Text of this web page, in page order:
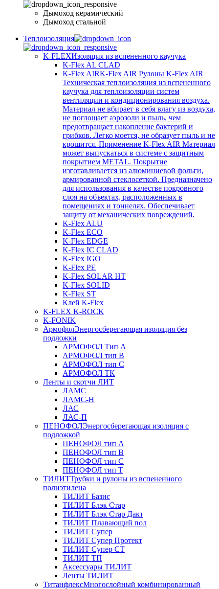
Дымоход керамический
Дымоход стальной
Теплоизоляция
K-FLEXИзоляция из вспененного каучука
K-Flex AL CLAD
K-Flex AIRK-Flex AIR Рулоны K-Flex AIR
Техническая теплоизоляция из вспененного
каучука для теплоизоляции систем
вентиляции и кондиционирования воздуха.
Материал не вбирает в себя влагу из воздуха,
не поглощает аэрозоли и пыль, чем
предотвращает накопление бактерий и
грибков. Легко моется, не образует пыль и не
крошится. Применение K-Flex AIR Материал
может выпускаться в системе c защитным
покрытием METAL. Покрытие
изготавливается из алюминиевой фольги,
армированной стеклосеткой. Предназначено
для использования в качестве покровного
слоя на объектах, расположенных в
помещениях и тоннелях. Обеспечивает
защиту от механических повреждений.
K-Flex ALU
K-Flex ECO
K-Flex EDGE
K-Flex IC CLAD
K-Flex IGO
K-Flex PE
K-Flex SOLAR HT
K-Flex SOLID
K-Flex ST
Клей K-Flex
K-FLEX K-ROCK
K-FONIK
АрмофолЭнергосберегающая изоляция без
подложки
АРМОФОЛ Тип А
АРМОФОЛ тип В
АРМОФОЛ тип C
АРМОФОЛ ТК
Ленты и скотчи ЛИТ
ЛАМС
ЛАМС-Н
ЛАС
ЛАС-П
ПЕНОФОЛЭнергосберегающая изоляция с
подложкой
ПЕНОФОЛ тип А
ПЕНОФОЛ тип B
ПЕНОФОЛ тип C
ПЕНОФОЛ тип T
ТИЛИТТрубки и рулоны из вспененного
полиэтилена
ТИЛИТ Базис
ТИЛИТ Блэк Стар
ТИЛИТ Блэк Стар Дакт
ТИЛИТ Плавающий пол
ТИЛИТ Супер
ТИЛИТ Супер Протект
ТИЛИТ Супер СТ
ТИЛИТ ТП
Аксессуары ТИЛИТ
Ленты ТИЛИТ
ТитанфлексМногослойный комбинированный